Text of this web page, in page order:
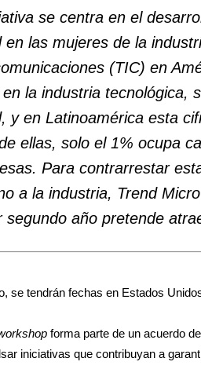
se centra en el
en las mujeres de la
(TIC) en
la industria tecnológica,
y en Latinoamérica esta
ellas, solo el 1% ocupa
Para contrarrestar
a la industria, Trend
segundo año pretende
se tendrán fechas en Estados
forma parte de un acuerdo
iniciativas que contribuyan a